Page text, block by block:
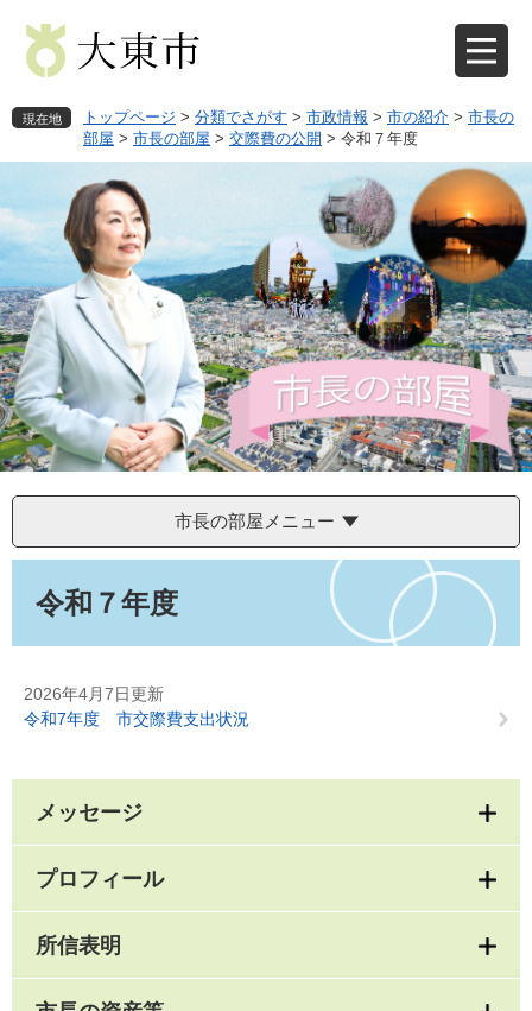
先
で
。
を
ば
て
本
文
へ
現在地 トップページ > 分類でさがす > 市政情報 > 市の紹介 > 市長の
部屋 > 市長の部屋 > 交際費の公開 > 令和７年度
市長の部屋メニュー
令和７年度
2026年4月7日更新
令和7年度 市交際費支出状況
メッセージ
プロフィール
所信表明